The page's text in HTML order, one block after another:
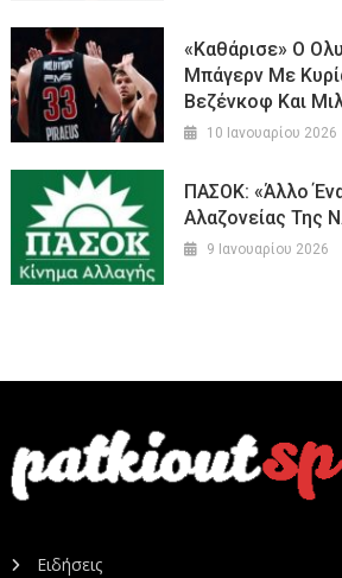
«Καθάρισε» Ο
Μπάγερν Με
Βεζένκοφ Και
10 Ιανουαρίου 2026
ΠΑΣΟΚ: «Άλλο
Αλαζονείας Της
9 Ιανουαρίου 2026
Ειδήσεις